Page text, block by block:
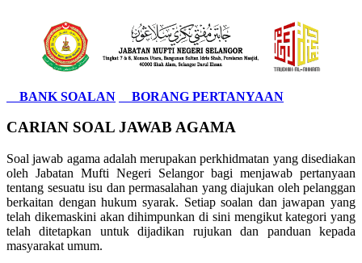
BANK SOALAN BORANG PERTANYAAN
CARIAN SOAL JAWAB AGAMA
Soal jawab agama adalah merupakan perkhidmatan yang disediakan
oleh Jabatan Mufti Negeri Selangor bagi menjawab pertanyaan
tentang sesuatu isu dan permasalahan yang diajukan oleh pelanggan
berkaitan dengan hukum syarak. Setiap soalan dan jawapan yang
telah dikemaskini akan dihimpunkan di sini mengikut kategori yang
telah ditetapkan untuk dijadikan rujukan dan panduan kepada
masyarakat umum.